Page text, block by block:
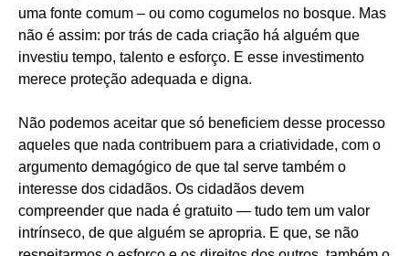
uma fonte comum – ou como cogumelos no bosque. Mas
não é assim: por trás de cada criação há alguém que
investiu tempo, talento e esforço. E esse investimento
merece proteção adequada e digna.
Não podemos aceitar que só beneficiem desse processo
aqueles que nada contribuem para a criatividade, com o
argumento demagógico de que tal serve também o
interesse dos cidadãos. Os cidadãos devem
compreender que nada é gratuito — tudo tem um valor
intrínseco, de que alguém se apropria. E que, se não